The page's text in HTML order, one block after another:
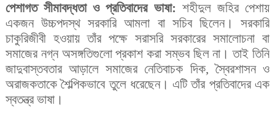
পেশাগত সীমাবদ্ধতা ও প্রতিবাদের ভাষা: শহীদুল জহির পেশায়
একজন উচ্চপদস্থ সরকারি আমলা বা সচিব ছিলেন। সরকারি
চাকুরিজীবী হওয়ায় তাঁর পক্ষে সরাসরি সরকারের সমালোচনা বা
সমাজের নগ্ন অসঙ্গতিগুলো প্রকাশ করা সম্ভব ছিল না। তাই তিনি
জাদুবাস্তবতার আড়ালে সমাজের নেতিবাচক দিক, স্বৈরশাসন ও
অরাজকতাকে শৈল্পিকভাবে তুলে ধরেছেন। এটি তাঁর প্রতিবাদের এক
স্বতন্ত্র ভাষা।